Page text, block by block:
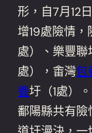
形，自7月12
增19處險情
處）、樂豐
處），畬灣包
養圩（1處）
鄱陽縣共有